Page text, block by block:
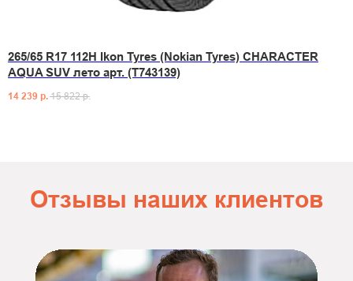
265/65 R17 112H Ikon Tyres (Nokian Tyres) CHARACTER
AQUA SUV лето арт. (T743139)
14 239 р. 15 822 р.
Отзывы наших клиентов